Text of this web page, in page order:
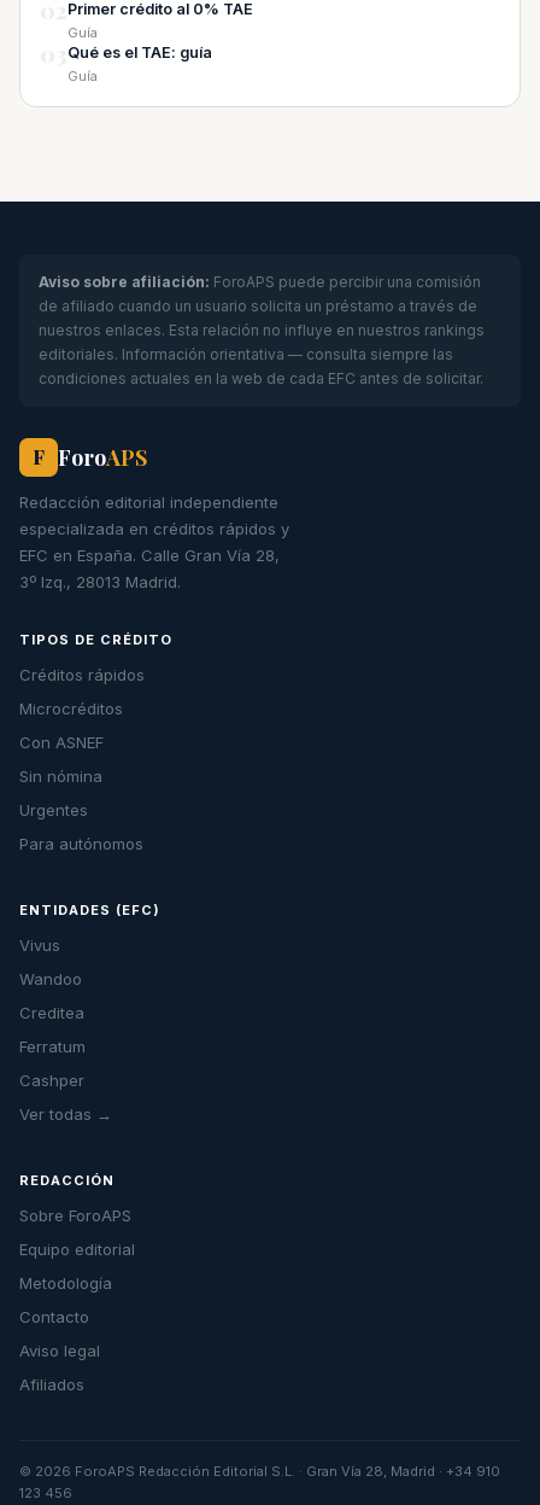
Primer crédito al 0% TAE
Guía
Qué es el TAE: guía
Guía
Aviso sobre afiliación: ForoAPS puede percibir una comisión
de afiliado cuando un usuario solicita un préstamo a través de
nuestros enlaces. Esta relación no influye en nuestros rankings
editoriales. Información orientativa — consulta siempre las
condiciones actuales en la web de cada EFC antes de solicitar.
F ForoAPS
Redacción editorial independiente
especializada en créditos rápidos y
EFC en España. Calle Gran Vía 28,
3º Izq., 28013 Madrid.
TIPOS DE CRÉDITO
Créditos rápidos
Microcréditos
Con ASNEF
Sin nómina
Urgentes
Para autónomos
ENTIDADES (EFC)
Vivus
Wandoo
Creditea
Ferratum
Cashper
Ver todas →
REDACCIÓN
Sobre ForoAPS
Equipo editorial
Metodología
Contacto
Aviso legal
Afiliados
© 2026 ForoAPS Redacción Editorial S.L. · Gran Vía 28, Madrid · +34 910
123 456